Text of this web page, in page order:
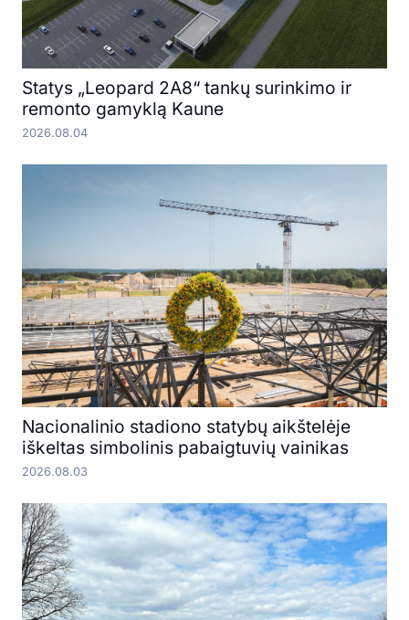
Statys „Leopard 2A8“ tankų surinkimo ir
remonto gamyklą Kaune
2026.08.04
Nacionalinio stadiono statybų aikštelėje
iškeltas simbolinis pabaigtuvių vainikas
2026.08.03